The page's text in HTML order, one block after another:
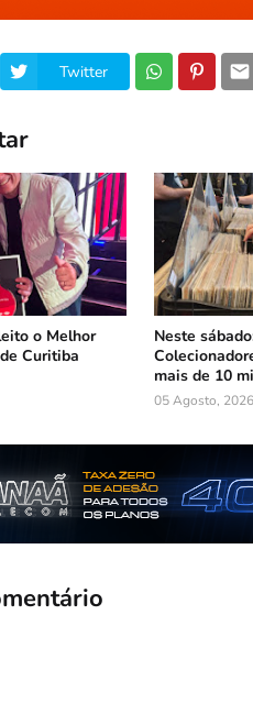
Twitter
o Melhor
Curitiba
Neste
mais de 10
05 Agosto, 2026